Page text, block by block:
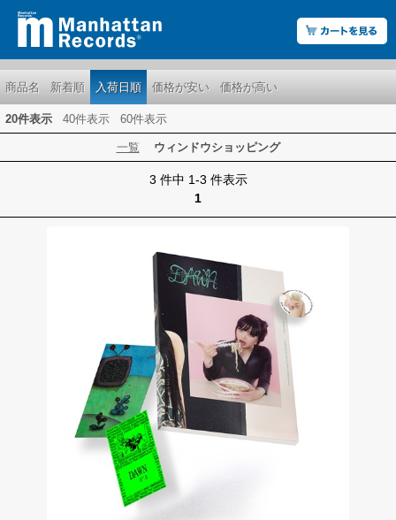
商品名 新着順 入荷日順 価格が安い 価格が高い
20件表示 40件表示 60件表示
一覧 ウィンドウショッピング
3 件中 1-3 件表示
1